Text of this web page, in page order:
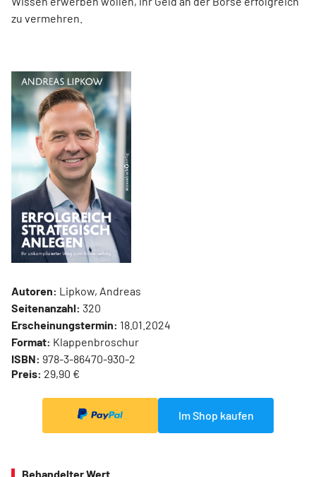
zu vermehren.
Autoren: Lipkow, Andreas
Seitenanzahl: 320
Erscheinungstermin: 18.01.2024
Format: Klappenbroschur
ISBN: 978-3-86470-930-2
Preis: 29,90 €
Im Shop kaufen
Behandelter Wert